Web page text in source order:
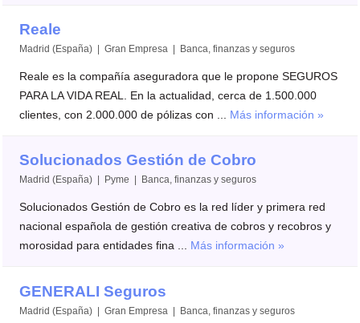
Reale
Madrid (España) | Gran Empresa | Banca, finanzas y seguros
Reale es la compañía aseguradora que le propone SEGUROS
PARA LA VIDA REAL. En la actualidad, cerca de 1.500.000
clientes, con 2.000.000 de pólizas con ... Más información »
Solucionados Gestión de Cobro
Madrid (España) | Pyme | Banca, finanzas y seguros
Solucionados Gestión de Cobro es la red líder y primera red
nacional española de gestión creativa de cobros y recobros y
morosidad para entidades fina ... Más información »
GENERALI Seguros
Madrid (España) | Gran Empresa | Banca, finanzas y seguros